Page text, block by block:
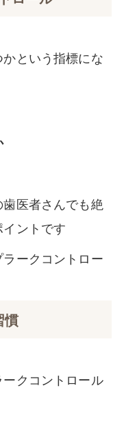
という指標にな
医者さんでも絶
ントです
ークコントロー
慣
クコントロール